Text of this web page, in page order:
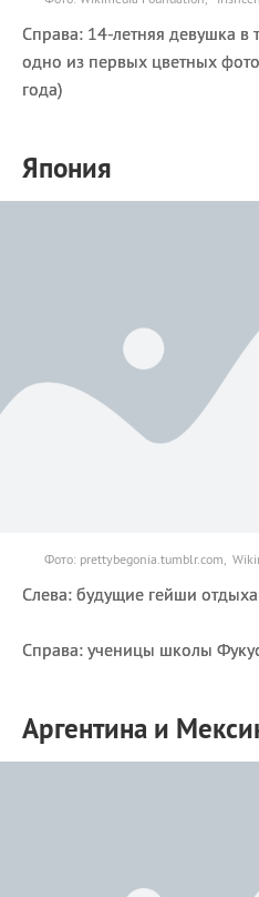
Справа: 14-летняя девушка
одно из первых цветных
года)
Япония
Фото: prettybegonia.tumblr.com,
Слева: будущие гейши
Справа: ученицы школы
Аргентина и